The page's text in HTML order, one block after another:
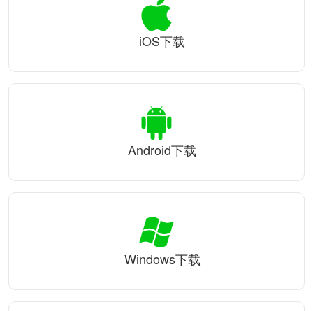
iOS下载
Android下载
Windows下载